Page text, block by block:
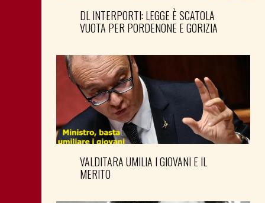
DL INTERPORTI: LEGGE È SCATOLA
VUOTA PER PORDENONE E GORIZIA
VALDITARA UMILIA I GIOVANI E IL
MERITO